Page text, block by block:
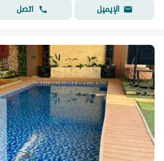
الإيميل
اتصل